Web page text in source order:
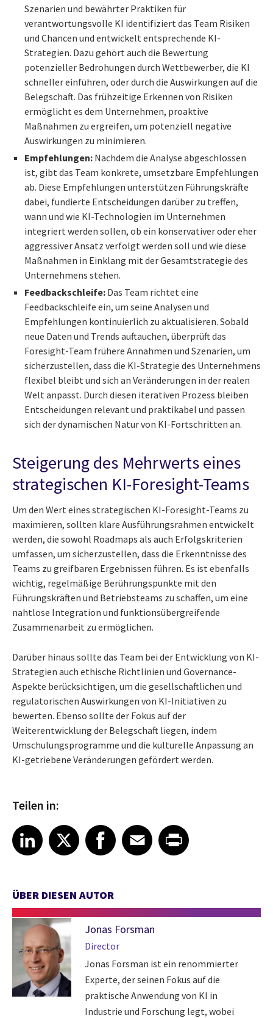
Szenarien und bewährter Praktiken für
verantwortungsvolle KI identifiziert das Team Risiken
und Chancen und entwickelt entsprechende KI-
Strategien. Dazu gehört auch die Bewertung
potenzieller Bedrohungen durch Wettbewerber, die KI
schneller einführen, oder durch die Auswirkungen auf die
Belegschaft. Das frühzeitige Erkennen von Risiken
ermöglicht es dem Unternehmen, proaktive
Maßnahmen zu ergreifen, um potenziell negative
Auswirkungen zu minimieren.
Empfehlungen: Nachdem die Analyse abgeschlossen
ist, gibt das Team konkrete, umsetzbare Empfehlungen
ab. Diese Empfehlungen unterstützen Führungskräfte
dabei, fundierte Entscheidungen darüber zu treffen,
wann und wie KI-Technologien im Unternehmen
integriert werden sollen, ob ein konservativer oder eher
aggressiver Ansatz verfolgt werden soll und wie diese
Maßnahmen in Einklang mit der Gesamtstrategie des
Unternehmens stehen.
Feedbackschleife: Das Team richtet eine
Feedbackschleife ein, um seine Analysen und
Empfehlungen kontinuierlich zu aktualisieren. Sobald
neue Daten und Trends auftauchen, überprüft das
Foresight-Team frühere Annahmen und Szenarien, um
sicherzustellen, dass die KI-Strategie des Unternehmens
flexibel bleibt und sich an Veränderungen in der realen
Welt anpasst. Durch diesen iterativen Prozess bleiben
Entscheidungen relevant und praktikabel und passen
sich der dynamischen Natur von KI-Fortschritten an.
Steigerung des Mehrwerts eines
strategischen KI-Foresight-Teams
Um den Wert eines strategischen KI-Foresight-Teams zu
maximieren, sollten klare Ausführungsrahmen entwickelt
werden, die sowohl Roadmaps als auch Erfolgskriterien
umfassen, um sicherzustellen, dass die Erkenntnisse des
Teams zu greifbaren Ergebnissen führen. Es ist ebenfalls
wichtig, regelmäßige Berührungspunkte mit den
Führungskräften und Betriebsteams zu schaffen, um eine
nahtlose Integration und funktionsübergreifende
Zusammenarbeit zu ermöglichen.
Darüber hinaus sollte das Team bei der Entwicklung von KI-
Strategien auch ethische Richtlinien und Governance-
Aspekte berücksichtigen, um die gesellschaftlichen und
regulatorischen Auswirkungen von KI-Initiativen zu
bewerten. Ebenso sollte der Fokus auf der
Weiterentwicklung der Belegschaft liegen, indem
Umschulungsprogramme und die kulturelle Anpassung an
KI-getriebene Veränderungen gefördert werden.
Teilen in:
Share article on LinkedIn
LinkedIn
Share article on XShare article on Facebook
Facebook
Share article on Email
EmailShare article on Print
ÜBER DIESEN AUTOR
Jonas Forsman
Director
Jonas Forsman ist ein renommierter
Experte, der seinen Fokus auf die
praktische Anwendung von KI in
Industrie und Forschung legt, wobei